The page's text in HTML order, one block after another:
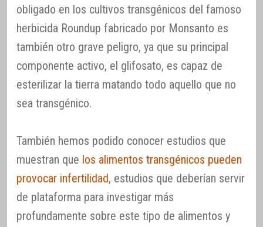
obligado en los cultivos transgénicos del famoso
herbicida Roundup fabricado por Monsanto es
también otro grave peligro, ya que su principal
componente activo, el glifosato, es capaz de
esterilizar la tierra matando todo aquello que no
sea transgénico.
También hemos podido conocer estudios que
muestran que los alimentos transgénicos pueden
provocar infertilidad, estudios que deberían servir
de plataforma para investigar más
profundamente sobre este tipo de alimentos y